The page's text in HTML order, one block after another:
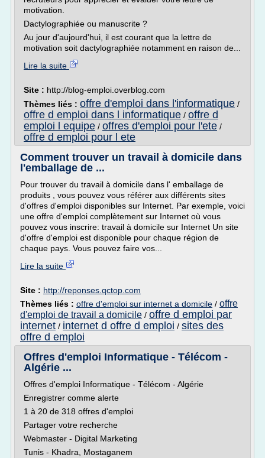
motivation.
Dactylographiée ou manuscrite ?
Au jour d'aujourd'hui, il est courant que la lettre de
motivation soit dactylographiée notamment en raison de...
Lire la suite
Site : http://blog-emploi.overblog.com
Thèmes liés : offre d'emploi dans l'informatique /
offre d emploi dans l informatique / offre d
emploi l equipe / offres d'emploi pour l'ete /
offre d emploi pour l ete
Comment trouver un travail à domicile dans
l'emballage de ...
Pour trouver du travail à domicile dans l' emballage de
produits , vous pouvez vous référer aux différents sites
d'offres d'emploi disponibles sur Internet. Par exemple, voici
une offre d'emploi complètement sur Internet où vous
pouvez vous inscrire: travail à domicile sur Internet Un site
d'offre d'emploi est disponible pour chaque région de
chaque pays. Vous pouvez faire vos...
Lire la suite
Site : http://reponses.qctop.com
Thèmes liés : offre d'emploi sur internet a domicile / offre
d'emploi de travail a domicile / offre d emploi par
internet / internet d offre d emploi / sites des
offre d emploi
Offres d'emploi Informatique - Télécom -
Algérie ...
Offres d'emploi Informatique - Télécom - Algérie
Enregistrer comme alerte
1 à 20 de 318 offres d'emploi
Partager votre recherche
Webmaster - Digital Marketing
Tunis - Khadra, Mostaganem